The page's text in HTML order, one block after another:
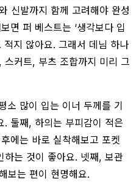
신발까지 함께 고려해야 완성
면 퍼 베스트는 ‘생각보다 입
적지 않아요. 그래서 데님 하나
커트, 부츠 조합까지 미리 그
소 많이 입는 이너 두께를 기
. 둘째, 하의는 부피감이 적은
에는 바로 실착해보고 포켓
는 것이 좋아요. 넷째, 보관
보는 편이 현명해요.